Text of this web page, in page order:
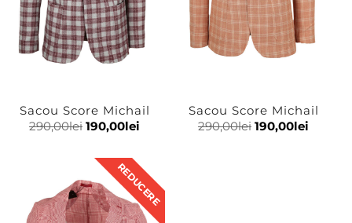
Sacou Score Michail
290,00lei 190,00lei
Sacou Score Michail
290,00lei 190,00lei
REDUCERE